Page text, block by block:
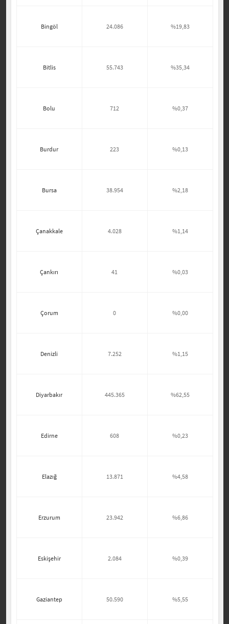
Bingöl 24.086 %19,83
Bitlis 55.743 %35,34
Bolu 712 %0,37
Burdur 223 %0,13
Bursa 38.954 %2,18
Çanakkale 4.028 %1,14
Çankırı 41 %0,03
Çorum 0 %0,00
Denizli 7.252 %1,15
Diyarbakır 445.365 %62,55
Edirne 608 %0,23
Elazığ 13.871 %4,58
Erzurum 23.942 %6,86
Eskişehir 2.084 %0,39
Gaziantep 50.590 %5,55